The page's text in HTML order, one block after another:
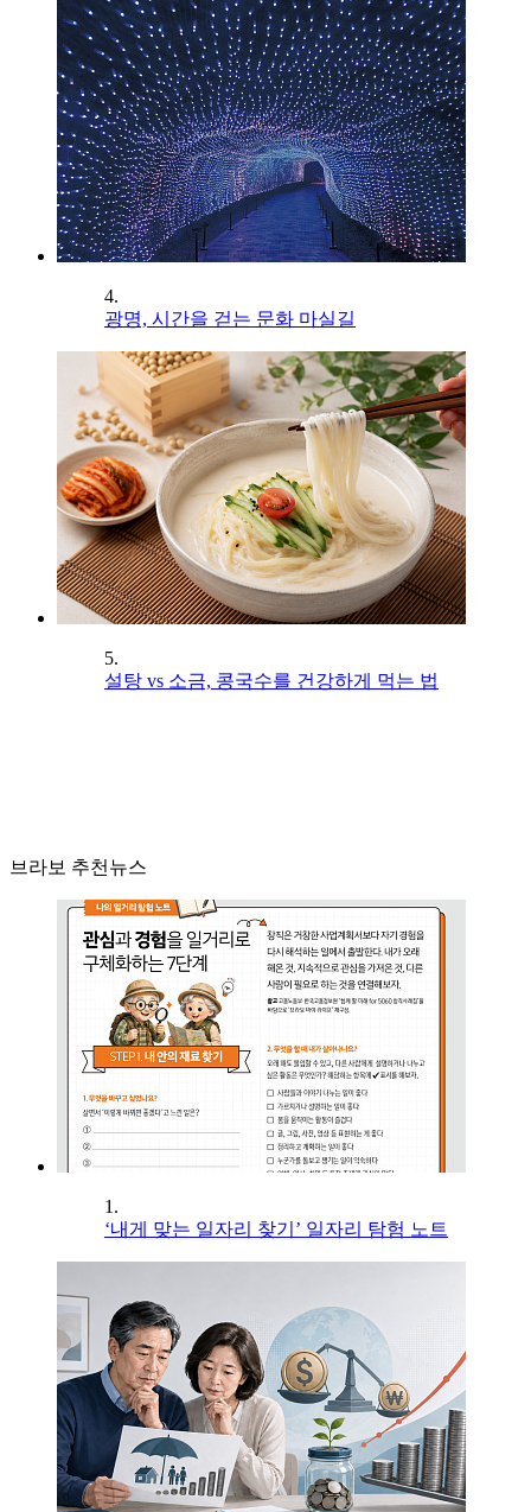
4.
광명, 시간을 걷는 문화 마실길
5.
설탕 vs 소금, 콩국수를 건강하게 먹는 법
브라보 추천뉴스
1.
‘내게 맞는 일자리 찾기’ 일자리 탐험 노트